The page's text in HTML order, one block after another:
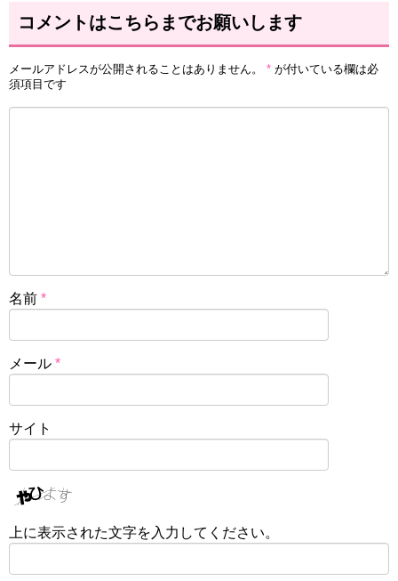
コメントはこちらまでお願いします
メールアドレスが公開されることはありません。 * が付いている欄は必
須項目です
名前 *
メール *
サイト
上に表示された文字を入力してください。